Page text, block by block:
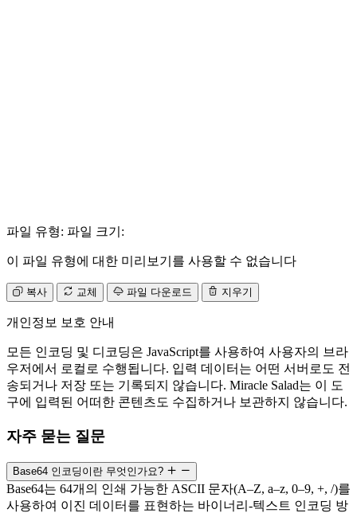
파일 유형: 파일 크기:
이 파일 유형에 대한 미리보기를 사용할 수 없습니다
복사 교체 파일 다운로드 지우기
개인정보 보호 안내
모든 인코딩 및 디코딩은 JavaScript를 사용하여 사용자의 브라
우저에서 로컬로 수행됩니다. 입력 데이터는 어떤 서버로도 전
송되거나 저장 또는 기록되지 않습니다. Miracle Salad는 이 도
구에 입력된 어떠한 콘텐츠도 수집하거나 보관하지 않습니다.
자주 묻는 질문
Base64 인코딩이란 무엇인가요?
Base64는 64개의 인쇄 가능한 ASCII 문자(A–Z, a–z, 0–9, +, /)를
사용하여 이진 데이터를 표현하는 바이너리-텍스트 인코딩 방